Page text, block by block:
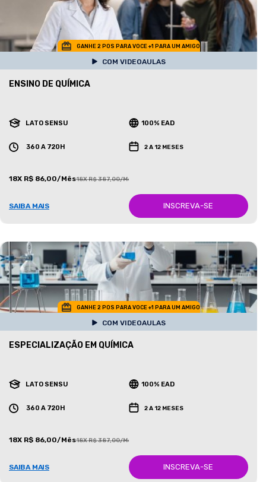
GANHE 2 POS PARA VOCE +1 PARA UM AMIGO
COM VIDEOAULAS
ENSINO DE QUÍMICA
LATO SENSU 100% EAD
360 A 720H 2 A 12 MESES
18X R$ 86,00/Mês18X R$ 387,00/Mês
SAIBA MAIS INSCREVA-SE
GANHE 2 POS PARA VOCE +1 PARA UM AMIGO
COM VIDEOAULAS
ESPECIALIZAÇÃO EM QUÍMICA
LATO SENSU 100% EAD
360 A 720H 2 A 12 MESES
18X R$ 86,00/Mês18X R$ 387,00/Mês
SAIBA MAIS INSCREVA-SE